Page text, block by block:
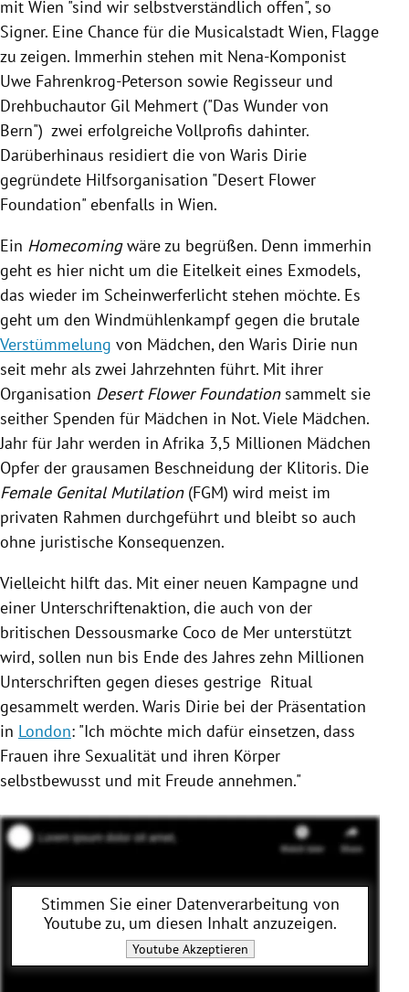
mit Wien "sind wir selbstverständlich offen", so
Signer. Eine Chance für die Musicalstadt Wien, Flagge
zu zeigen. Immerhin stehen mit Nena-Komponist
Uwe Fahrenkrog-Peterson sowie Regisseur und
Drehbuchautor Gil Mehmert ("Das Wunder von
Bern") zwei erfolgreiche Vollprofis dahinter.
Darüberhinaus residiert die von Waris Dirie
gegründete Hilfsorganisation "Desert Flower
Foundation" ebenfalls in Wien.
Ein Homecomingwäre zu begrüßen. Denn immerhin
geht es hier nicht um die Eitelkeit eines Exmodels,
das wieder im Scheinwerferlicht stehen möchte. Es
geht um den Windmühlenkampf gegen die brutale
Verstümmelung von Mädchen, den Waris Dirie nun
seit mehr als zwei Jahrzehnten führt. Mit ihrer
Organisation Desert Flower Foundationsammelt sie
seither Spenden für Mädchen in Not. Viele Mädchen.
Jahr für Jahr werden in Afrika 3,5 Millionen Mädchen
Opfer der grausamen Beschneidung der Klitoris. Die
Female Genital Mutilation(FGM) wird meist im
privaten Rahmen durchgeführt und bleibt so auch
ohne juristische Konsequenzen.
Vielleicht hilft das. Mit einer neuen Kampagne und
einer Unterschriftenaktion, die auch von der
britischen Dessousmarke Coco de Mer unterstützt
wird, sollen nun bis Ende des Jahres zehn Millionen
Unterschriften gegen dieses gestrige Ritual
gesammelt werden. Waris Dirie bei der Präsentation
in London: "Ich möchte mich dafür einsetzen, dass
Frauen ihre Sexualität und ihren Körper
selbstbewusst und mit Freude annehmen."
Stimmen Sie einer Datenverarbeitung von
Youtubezu, um diesen Inhalt anzuzeigen.
YoutubeAkzeptieren